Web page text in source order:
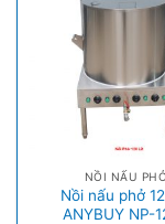
NỒI NẤU
Nồi nấu phở
ANYBUY NP-